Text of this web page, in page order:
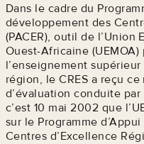
Dans le cadre du
développement des
(PACER), outil de
Ouest-Africaine
l’enseignement
région, le CRES a reçu
d’évaluation conduite par
c’est 10 mai 2002 que
sur le Programme
Centres d’Excellence